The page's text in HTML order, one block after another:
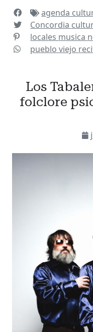
agenda
Concordia
locales musica
pueblo viejo
Los
folclore